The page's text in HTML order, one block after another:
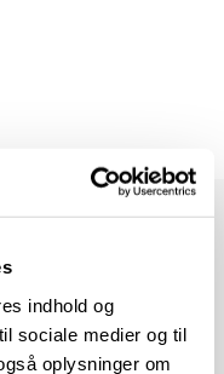
indhold og
sociale medier og til
oplysninger om